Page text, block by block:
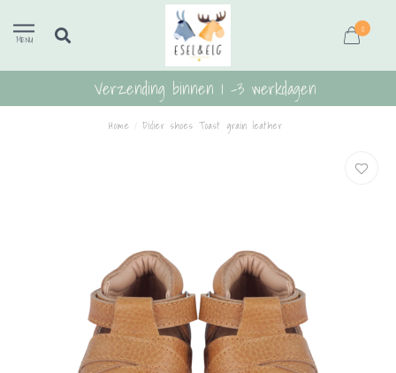
MENU
0
Verzending binnen 1 -3 werkdagen
Home Didier shoes Toast grain leather